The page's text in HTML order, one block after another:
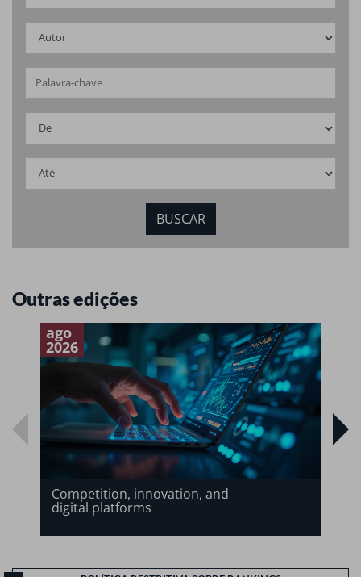
Outras edições
ago
2026
Competition, innovation, and
digital platforms